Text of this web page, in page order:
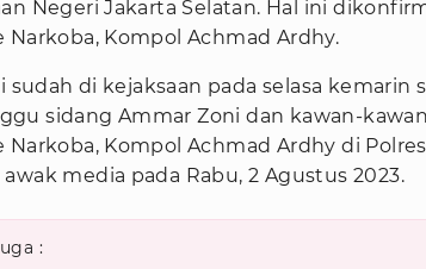
Negeri Jakarta Selatan. Hal ini
Narkoba, Kompol Achmad Ardhy.
sudah di kejaksaan pada selasa kemarin
sidang Ammar Zoni dan kawan-
Narkoba, Kompol Achmad Ardhy di
awak media pada Rabu, 2 Agustus 2023.
: